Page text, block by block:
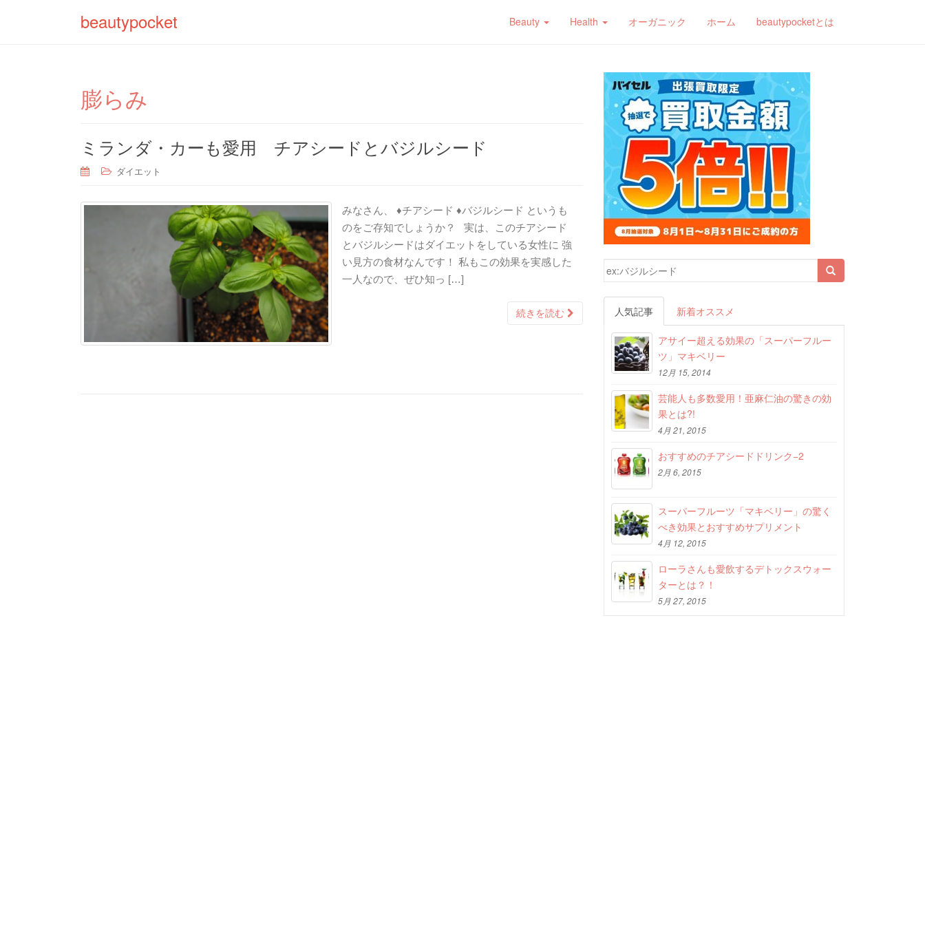
beautypocket Beauty Health オーガニック ホーム beautypocketとは
膨らみ
ミランダ・カーも愛用 チアシードとバジルシード
ダイエット
みなさん、 ♦チアシード ♦バジルシード というも
のをご存知でしょうか？ 実は、このチアシード
とバジルシードはダイエットをしている女性に 強
い見方の食材なんです！ 私もこの効果を実感した
一人なので、ぜひ知っ […]
続きを読む
検索結果:
人気記事 新着オススメ
アサイー超える効果の「スーパーフルー
ツ」マキベリー
12月 15, 2014
芸能人も多数愛用！亜麻仁油の驚きの効
果とは?!
4月 21, 2015
おすすめのチアシードドリンク−2
2月 6, 2015
スーパーフルーツ「マキベリー」の驚く
べき効果とおすすめサプリメント
4月 12, 2015
ローラさんも愛飲するデトックスウォー
ターとは？！
5月 27, 2015